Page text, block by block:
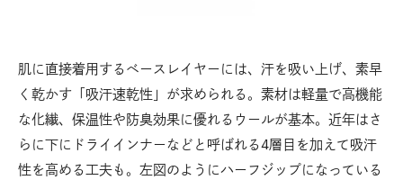
肌に直接着用するベースレイヤーには、汗を吸い上げ、素早
く乾かす「吸汗速乾性」が求められる。素材は軽量で高機能
な化繊、保温性や防臭効果に優れるウールが基本。近年はさ
らに下にドライインナーなどと呼ばれる4層目を加えて吸汗
性を高める工夫も。左図のようにハーフジップになっている